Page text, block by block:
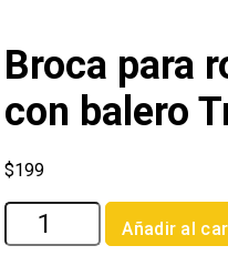
Broca para
con balero
$199
Broca
para
Añadir al